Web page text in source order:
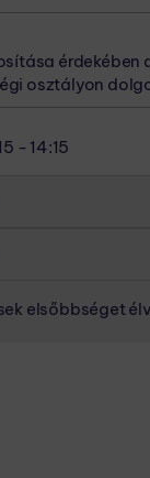
érdekében
osztályon
- 14:15
elsőbbséget